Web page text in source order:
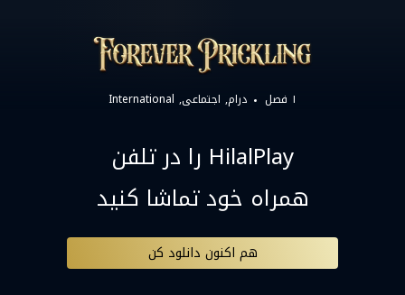
۱ فصل درام اجتماعی International
HilalPlay را در تلفن
همراه خود تماشا کنید
هم اکنون دانلود کن